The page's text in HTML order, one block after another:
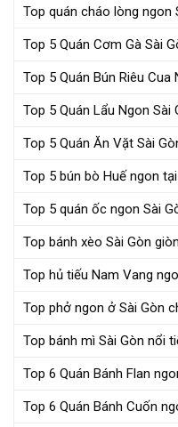
Top quán cháo lòng ngon
Top 5 Quán Cơm Gà Sài
Top 5 Quán Bún Riêu Cua
Top 5 Quán Lẩu Ngon Sài
Top 5 Quán Ăn Vặt Sài
Top 5 bún bò Huế ngon
Top 5 quán ốc ngon Sài
Top bánh xèo Sài Gòn
Top hủ tiếu Nam Vang
Top phở ngon ở Sài Gòn
Top bánh mì Sài Gòn nổi
Top 6 Quán Bánh Flan
Top 6 Quán Bánh Cuốn